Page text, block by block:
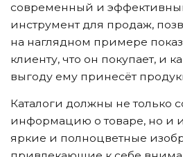
современный и
инструмент для продаж,
на наглядном примере
клиенту, что он покупает, и
выгоду ему принесёт
Каталоги должны не только
информацию о товаре, но и
яркие и полноцветные